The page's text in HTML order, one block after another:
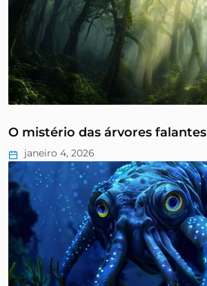
O mistério das árvores falantes
janeiro 4, 2026